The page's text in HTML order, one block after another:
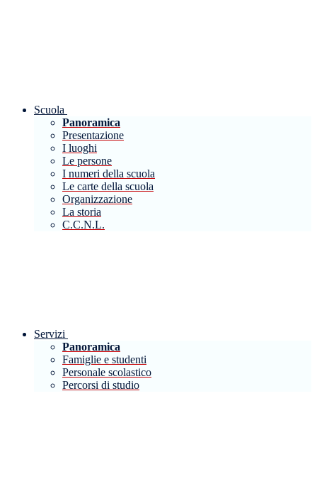
Scuola
Panoramica
Presentazione
I luoghi
Le persone
I numeri della scuola
Le carte della scuola
Organizzazione
La storia
C.C.N.L.
Servizi
Panoramica
Famiglie e studenti
Personale scolastico
Percorsi di studio